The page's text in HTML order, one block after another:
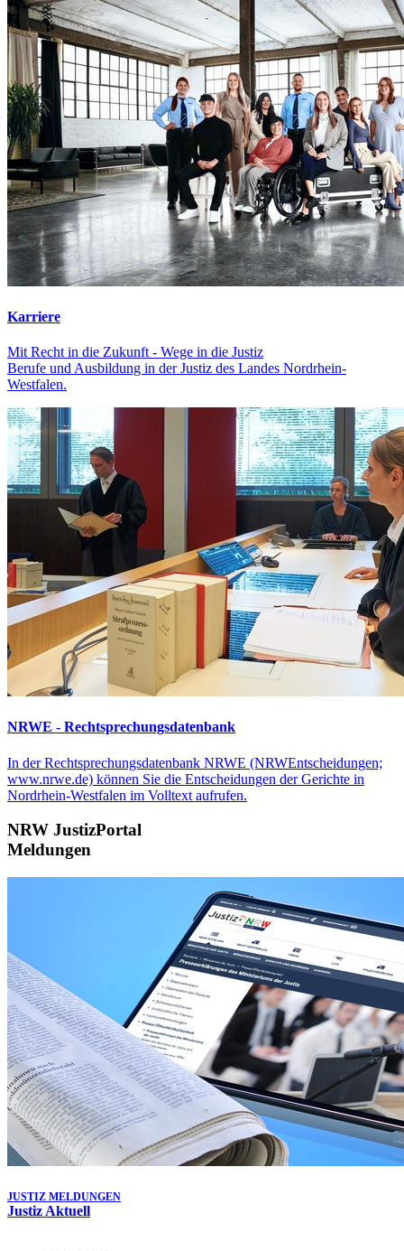
Karriere
Mit Recht in die Zukunft - Wege in die Justiz
Berufe und Ausbildung in der Justiz des Landes Nordrhein-
Westfalen.
NRWE - Rechtsprechungs­datenbank
In der Rechtsprechungsdatenbank NRWE (NRWEntscheidungen;
www.nrwe.de) können Sie die Entscheidungen der Gerichte in
Nordrhein-Westfalen im Volltext aufrufen.
NRW JustizPortal
Meldungen
JUSTIZ MELDUNGEN
Justiz Aktuell